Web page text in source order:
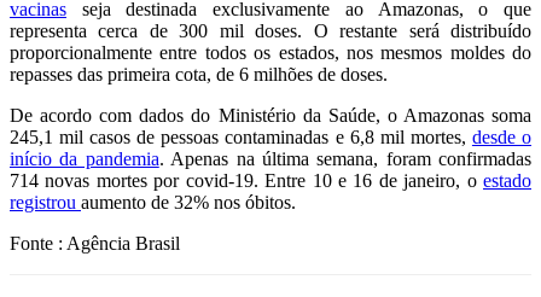
vacinas seja destinada exclusivamente ao Amazonas, o que
representa cerca de 300 mil doses. O restante será distribuído
proporcionalmente entre todos os estados, nos mesmos moldes do
repasses das primeira cota, de 6 milhões de doses.
De acordo com dados do Ministério da Saúde, o Amazonas soma
245,1 mil casos de pessoas contaminadas e 6,8 mil mortes, desde o
início da pandemia. Apenas na última semana, foram confirmadas
714 novas mortes por covid-19. Entre 10 e 16 de janeiro, o estado
registrou aumento de 32% nos óbitos.
Fonte : Agência Brasil